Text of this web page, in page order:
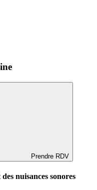
Prendre RDV
nuisances sonores